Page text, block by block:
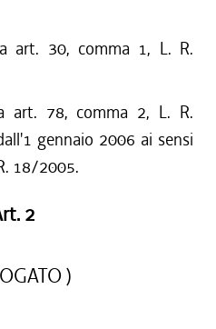
art. 30, comma 1, L. R.
art. 78, comma 2, L. R.
gennaio 2006 ai sensi
18/2005.
2
)